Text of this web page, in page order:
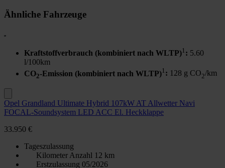
Ähnliche Fahrzeuge
Kraftstoffverbrauch (kombiniert nach WLTP)1 : 5.60
l/100km
CO2-Emission (kombiniert nach WLTP)1 : 128 g CO2/km
Opel Grandland Ultimate Hybrid 107kW AT Allwetter Navi
FOCAL-Soundsystem LED ACC El. Heckklappe
33.950 €
Tageszulassung
Kilometer Anzahl 12 km
Erstzulassung 05/2026